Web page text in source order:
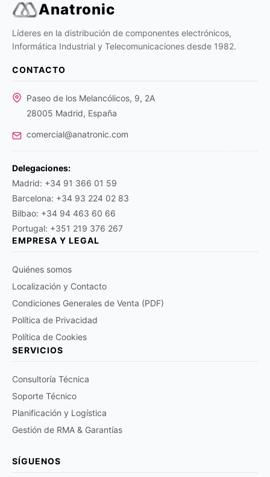
Anatronic
Líderes en la distribución de componentes electrónicos,
Informática Industrial y Telecomunicaciones desde 1982.
CONTACTO
Paseo de los Melancólicos, 9, 2A
28005 Madrid, España
comercial@anatronic.com
Delegaciones:
Madrid: +34 91 366 01 59
Barcelona: +34 93 224 02 83
Bilbao: +34 94 463 60 66
Portugal: +351 219 376 267
EMPRESA Y LEGAL
Quiénes somos
Localización y Contacto
Condiciones Generales de Venta (PDF)
Política de Privacidad
Política de Cookies
SERVICIOS
Consultoría Técnica
Soporte Técnico
Planificación y Logística
Gestión de RMA & Garantías
SÍGUENOS